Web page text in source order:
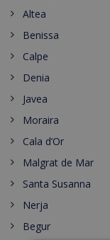
Altea
Benissa
Calpe
Denia
Javea
Moraira
Cala d’Or
Malgrat de Mar
Santa Susanna
Nerja
Begur